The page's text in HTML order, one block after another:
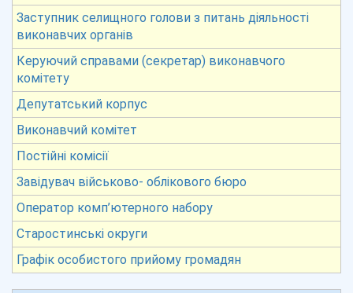
Заступник селищного голови з питань діяльності
виконавчих органів
Керуючий справами (секретар) виконавчого
комітету
Депутатський корпус
Виконавчий комітет
Постійні комісії
Завідувач військово- облікового бюро
Оператор комп’ютерного набору
Старостинські округи
Графік особистого прийому громадян